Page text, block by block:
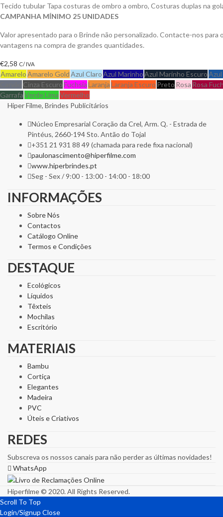
Tecido tubular Tapa costuras de ombro a ombro, Costuras duplas na
CAMPANHA MÍNIMO 25 UNIDADES
Valor apresentado para o Brinde não personalizado. Contacte-nos para
vantagens na compra de grandes quantidades.
€2,58 C/ IVA
AmareloAmarelo GoldAzul ClaroAzul MarinhoAzul Marinho Escuro
Cinza EscuroFuchsiaLaranjaLaranja Escuro Preto Rosa Rosa
GarrafaVerde LimaVermelho
Hiper Filme, Brindes Publicitários
Núcleo Empresarial Coração da Crel, Arm. Q. - Estrada de
Pintéus, 2660-194 Sto. Antão do Tojal
+351 21 931 88 49 (chamada para rede fixa nacional)
paulonascimento@hiperfilme.com
www.hiperbrindes.pt
Seg - Sex / 9:00 - 13:00 - 14:00 - 18:00
INFORMAÇÕES
Sobre Nós
Contactos
Catálogo Online
Termos e Condições
DESTAQUE
Ecológicos
Líquidos
Têxteis
Mochilas
Escritório
MATERIAIS
Bambu
Cortiça
Elegantes
Madeira
PVC
Úteis e Criativos
REDES
Subscreva os nossos canais para não perder as últimas novidades!
WhatsApp
Hiperfilme © 2020. All Rights Reserved.
Scroll To Top
Login/Signup Close